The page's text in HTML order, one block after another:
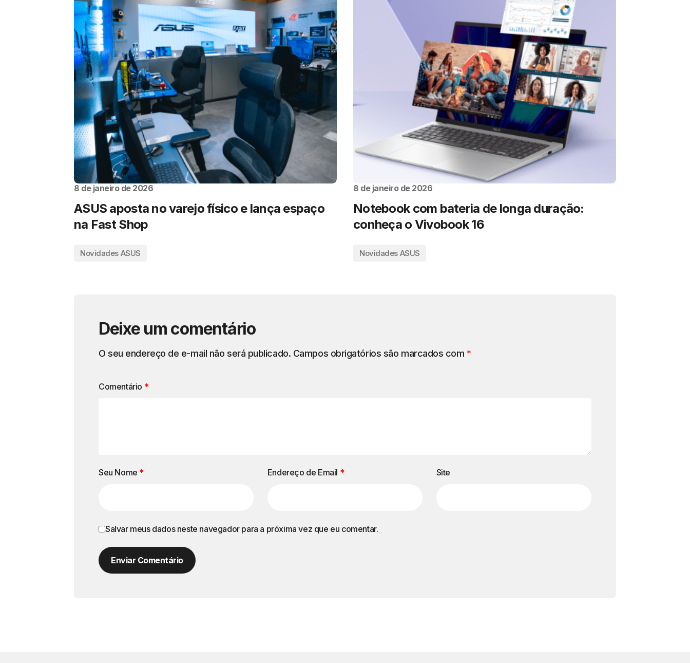
8 de janeiro de 2026
ASUS aposta no varejo físico e lança espaço
na Fast Shop
Novidades ASUS
8 de janeiro de 2026
Notebook com bateria de longa duração:
conheça o Vivobook 16
Novidades ASUS
Deixe um comentário
O seu endereço de e-mail não será publicado. Campos obrigatórios são marcados com *
Comentário *
Seu Nome * Endereço de Email * Site
Salvar meus dados neste navegador para a próxima vez que eu comentar.
Enviar Comentário